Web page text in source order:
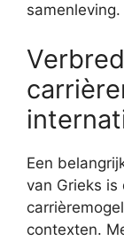
samenleving.
Een
van Grieks
contexten.